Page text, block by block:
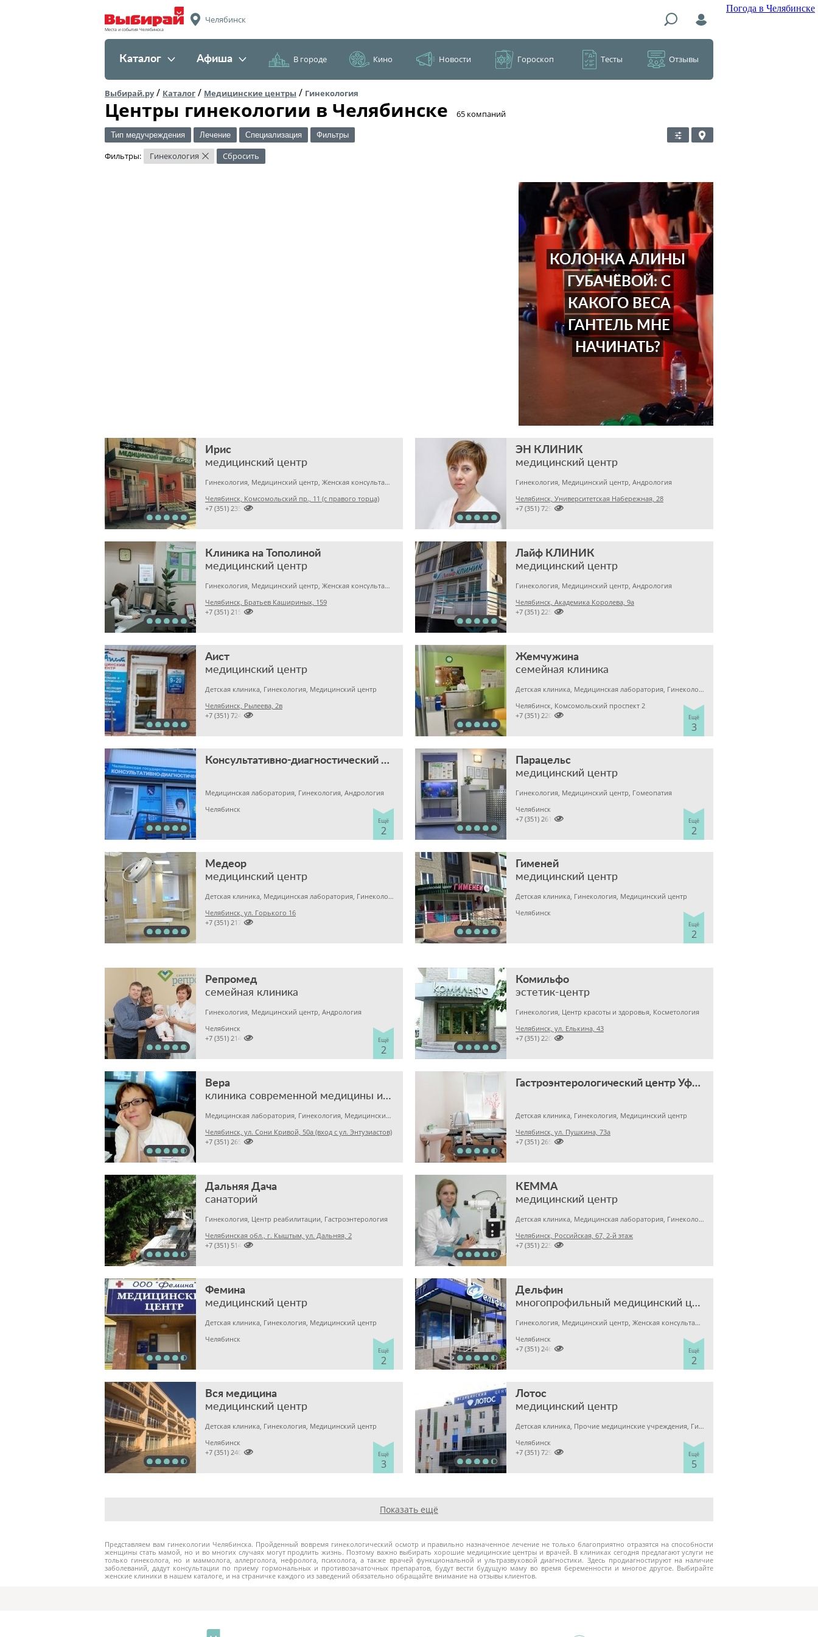
Погода в Челябинске
Места и события Челябинска
Челябинск
Каталог Афиша В городе Кино Новости Гороскоп Тесты Отзывы
Выбирай.ру/ Каталог / Медицинские центры / Гинекология
Центры гинекологии в Челябинске ​65 компаний
Представляем вам гинекологии Челябинска. Пройденный вовремя гинекологический осмотр и правильно назначенное лечение не только благоприятно отразятся на способности
женщины стать мамой, но и во многих случаях могут продлить жизнь. Поэтому важно выбирать хорошие медицинские центры и врачей. В клиниках сегодня предлагают услуги не
только гинеколога, но и маммолога, аллерголога, нефролога, психолога, а также врачей функциональной и ультразвуковой диагностики. Здесь продиагностируют на наличие
заболеваний, дадут консультации по приему гормональных и противозачаточных препаратов, будут вести будущую маму во время беременности и многое другое. Выбирайте
женские клиники в нашем каталоге, и на страничке каждого из заведений обязательно обращайте внимание на отзывы клиентов.
Тип медучреждения Лечение Специализация Фильтры
Фильтры: Гинекология × Сбросить
КОЛОНКА АЛИНЫ
ГУБАЧЁВОЙ: С
КАКОГО ВЕСА
ГАНТЕЛЬ МНЕ
НАЧИНАТЬ?
Ирис
медицинский центр
Гинекология, Медицинский центр, Женская консультация
Челябинск, Комсомольский пр., 11 (с правого торца)

+7 (351) 2351247
ЭН КЛИНИК
медицинский центр
Гинекология, Медицинский центр, Андрология
Челябинск, Университетская Набережная, 28

+7 (351) 7299500
Клиника на Тополиной
медицинский центр
Гинекология, Медицинский центр, Женская консультация
Челябинск, Братьев Кашириных, 159

+7 (351) 2150573
Лайф КЛИНИК
медицинский центр
Гинекология, Медицинский центр, Андрология
Челябинск, Академика Королева, 9а

+7 (351) 2256248
Аист
медицинский центр
Детская клиника, Гинекология, Медицинский центр
Челябинск, Рылеева, 2в

+7 (351) 7240191
Жемчужина
семейная клиника
Детская клиника, Медицинская лаборатория, Гинекология
Ещё
3
Челябинск, Комсомольский проспект 2

+7 (351) 2202110
Консультативно-диагностический центр ЧГМА
Медицинская лаборатория, Гинекология, Андрология
Ещё
2
Челябинск
Парацельс
медицинский центр
Гинекология, Медицинский центр, Гомеопатия
Ещё
2
Челябинск

+7 (351) 2611030
Медеор
медицинский центр
Детская клиника, Медицинская лаборатория, Гинекология
Челябинск, ул. Горького 16

+7 (351) 2172376
Гименей
медицинский центр
Детская клиника, Гинекология, Медицинский центр
Ещё
2
Челябинск
Репромед
семейная клиника
Гинекология, Медицинский центр, Андрология
Ещё
2
Челябинск

+7 (351) 2141717
Комильфо
эстетик-центр
Гинекология, Центр красоты и здоровья, Косметология
Челябинск, ул. Елькина, 43

+7 (351) 2209727
Вера
клиника современной медицины и эстетической хирургии
Медицинская лаборатория, Гинекология, Медицинский центр
Челябинск, ул. Сони Кривой, 50а (вход с ул. Энтузиастов)

+7 (351) 2655963
Гастроэнтерологический центр Уфимцева К.А.
Детская клиника, Гинекология, Медицинский центр
Челябинск, ул. Пушкина, 73а

+7 (351) 2657788
Дальняя Дача
санаторий
Гинекология, Центр реабилитации, Гастроэнтерология
Челябинская обл., г. Кыштым, ул. Дальняя, 2

+7 (351) 5149451
КЕММА
медицинский центр
Детская клиника, Медицинская лаборатория, Гинекология
Челябинск, Российская, 67, 2-й этаж

+7 (351) 2256145
Фемина
медицинский центр
Детская клиника, Гинекология, Медицинский центр
Ещё
2
Челябинск
Дельфин
многопрофильный медицинский центр
Гинекология, Медицинский центр, Женская консультация
Ещё
2
Челябинск

+7 (351) 2460006
Вся медицина
медицинский центр
Детская клиника, Гинекология, Медицинский центр
Ещё
3
Челябинск

+7 (351) 2400303
Лотос
медицинский центр
Детская клиника, Прочие медицинские учреждения, Гинекология
Ещё
5
Челябинск

+7 (351) 7298929
Показать ещё